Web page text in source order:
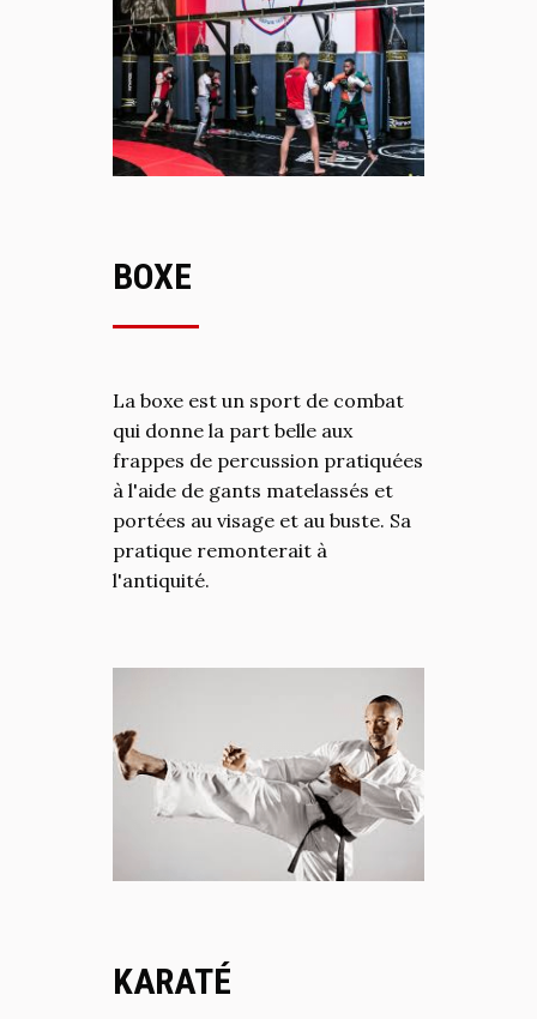
BOXE
La boxe est un sport de combat
qui donne la part belle aux
frappes de percussion pratiquées
à l'aide de gants matelassés et
portées au visage et au buste. Sa
pratique remonterait à
l'antiquité.
KARATÉ